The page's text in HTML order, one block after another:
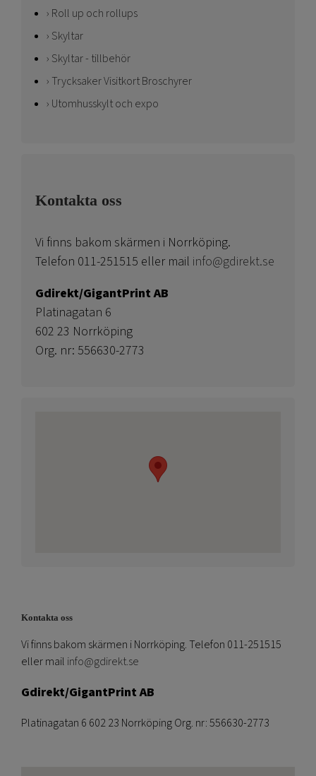
Roll up och rollups
Skyltar
Skyltar - tillbehör
Trycksaker Visitkort Broschyrer
Utomhusskylt och expo
Kontakta oss
Vi finns bakom skärmen i Norrköping.
Telefon 011-251515 eller mail info@gdirekt.se
Gdirekt/GigantPrint AB
Platinagatan 6
602 23 Norrköping
Org. nr: 556630-2773
Kontakta oss
Vi finns bakom skärmen i Norrköping. Telefon 011-251515
eller mail info@gdirekt.se
Gdirekt/GigantPrint AB
Platinagatan 6 602 23 Norrköping Org. nr: 556630-2773